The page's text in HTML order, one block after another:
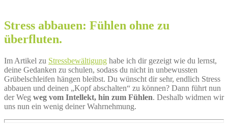
Stress abbauen: Fühlen ohne zu
überfluten.
Im Artikel zu Stressbewältigung habe ich dir gezeigt wie du lernst,
deine Gedanken zu schulen, sodass du nicht in unbewussten
Grübelschleifen hängen bleibst. Du wünscht dir sehr, endlich Stress
abbauen und deinen „Kopf abschalten“ zu können? Dann führt nun
der Weg weg vom Intellekt, hin zum Fühlen. Deshalb widmen wir
uns nun ein wenig deiner Wahrnehmung.